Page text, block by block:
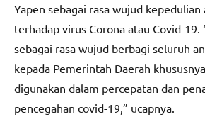
Yapen sebagai rasa wujud kepedulian
terhadap virus Corona atau Covid-19.
sebagai rasa wujud berbagi seluruh
kepada Pemerintah Daerah
digunakan dalam percepatan dan
pencegahan covid-19,” ucapnya.